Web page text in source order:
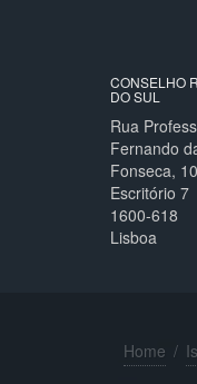
CONSELHO
DO SUL
Rua
Fernando
Fonseca,
Escritório 7
1600-618
Lisboa
Home /